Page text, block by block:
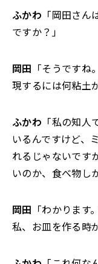
ふかわ 「岡田さ
ですか？」
岡田 「そうです
現するには何粘土
ふかわ 「私の知
いるんですけど、
れるじゃないです
いのか、食べ物し
岡田 「わかります
私、お皿を作る時